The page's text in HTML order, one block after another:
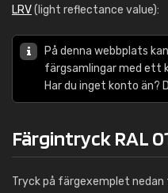
LRV(light reflectance value):
På denna webbplats
färgsamlingar med ett
Har du inget konto än?
Färgintryck RAL
Tryck på färgexemplet